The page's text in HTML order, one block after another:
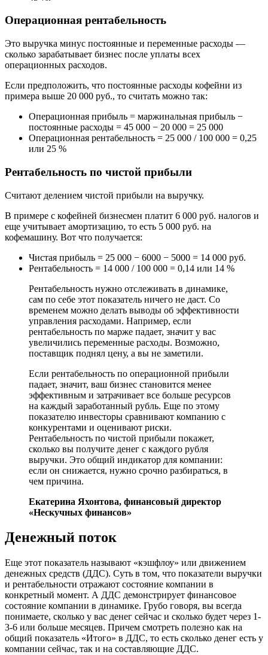
Операционная рентабельность
Это выручка минус постоянные и переменные расходы —
сколько зарабатывает бизнес после уплаты всех
операционных расходов.
Если предположить, что постоянные расходы кофейни из
примера выше 20 000 руб., то считать можно так:
Операционная прибыль = маржинальная прибыль −
постоянные расходы = 45 000 − 20 000 = 25 000
Операционная рентабельность = 25 000 / 100 000 = 0,25
или 25 %
Рентабельность по чистой прибыли
Считают делением чистой прибыли на выручку.
В примере с кофейней бизнесмен платит 6 000 руб. налогов и
еще учитывает амортизацию, то есть 5 000 руб. на
кофемашину. Вот что получается:
Чистая прибыль = 25 000 − 6000 − 5000 = 14 000 руб.
Рентабельность = 14 000 / 100 000 = 0,14 или 14 %
Рентабельность нужно отслеживать в динамике,
сам по себе этот показатель ничего не даст. Со
временем можно делать выводы об эффективности
управления расходами. Например, если
рентабельность по марже падает, значит у вас
увеличились переменные расходы. Возможно,
поставщик поднял цену, а вы не заметили.
Если рентабельность по операционной прибыли
падает, значит, ваш бизнес становится менее
эффективным и затрачивает все больше ресурсов
на каждый заработанный рубль. Еще по этому
показателю инвесторы сравнивают компанию с
конкурентами и оценивают риски.
Рентабельность по чистой прибыли покажет,
сколько вы получите денег с каждого рубля
выручки. Это общий индикатор для компании:
если он снижается, нужно срочно разбираться, в
чем причина.
Екатерина Яхонтова, финансовый директор
«Нескучных финансов»
Денежный поток
Еще этот показатель называют «кэшфлоу» или движением
денежных средств (ДДС). Суть в том, что показатели выручки
и рентабельности отражают состояние компании в
конкретный момент. А ДДС демонстрирует финансовое
состояние компании в динамике. Грубо говоря, вы всегда
понимаете, сколько у вас денег сейчас и сколько будет через 1-
3-6 или больше месяцев. Причем смотреть полезно как на
общий показатель «Итого» в ДДС, то есть сколько денег есть у
компании сейчас, так и на составляющие ДДС.